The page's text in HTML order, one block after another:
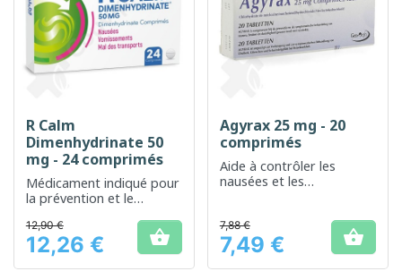
R Calm
Dimenhydrinate 50
mg - 24 comprimés
Médicament indiqué pour
la prévention et le
transports
Prix
12,90 €
12,26 € 
Agyrax 25 mg - 20
comprimés
Aide à contrôler les
nausées et les
déplacement
Prix
7,88 €
7,49 € 